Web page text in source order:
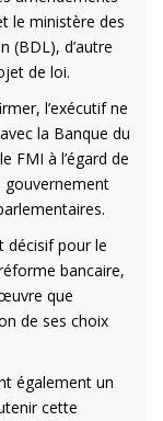
le ministère des
(BDL), d’autre
de loi.
l’exécutif ne
la Banque du
FMI à l’égard de
décisif pour le
bancaire,
que
de ses choix
également un
cette